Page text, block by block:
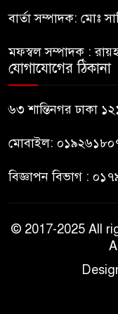
৯
বার্তা সম্পাদক: মোঃ
মফস্বল সম্পাদক :
যোগাযোগের ঠিকানা
৬৩ শান্তিনগর ঢাকা
মোবাইল:
বিজ্ঞাপন বিভাগ :
© 2017-2025 All